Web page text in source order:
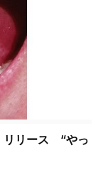
リリース “やっ